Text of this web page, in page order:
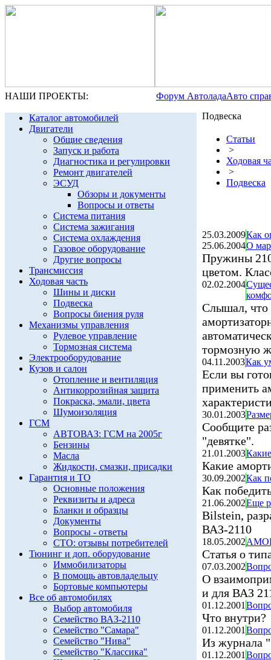
НАШИ ПРОЕКТЫ: Форум АвтоладаАвто
Каталог автомобилей
Двигатели
Общие сведения
Запуск и работа
Диагностика и регулировки
Ремонт двигателей
ЭСУД
Обзоры и документы
Вопросы и ответы
Система питания
Система зажигания
Система охлаждения
Газовое оборудование
Другие вопросы
Трансмиссия
Ходовая часть
Шины и диски
Подвеска
Вопросы биения руля
Механизмы управления
Рулевое управление
Тормозная система
Электрооборудование
Кузов и салон
Отопление и вентиляция
Антикоррозийная защита
Покраска, эмали, цвета
Шумоизоляция
ГСМ
АВТОВАЗ: ГСМ на 2005г
Бензины
Масла
Жидкости, смазки, присадки
Гарантия и ТО
Основные положения
Реквизиты и адреса
Бланки и образцы
Документы
Вопросы - ответы
СТО: отзывы потребителей
Тюнинг и доп. оборудование
Иммобилизаторы
В помощь автовладельцу
Бортовые компьютеры
Все об автомобилях
Выбор автомобиля
Семейство ВАЗ-2110
Семейство "Самара"
Семейство "Нива"
Семейство "Классика"
Подвеска
Статьи
>
Ходовая
>
Подвеска
25.03.2009Как
25.06.2004О
Пружины
цветом.
02.02.2004
Слышал, что
тормозную
04.11.2003Как
Если вы
применить
30.01.2003
Сообщите
"девятке".
21.01.2003
Какие
30.09.2002Как
Как
21.06.2002Еще
Bilstein,
ВАЗ-2110
18.05.2002
Статья о
07.03.2002
О
и для ВАЗ
01.12.2001
Что внутри?
01.12.2001
Из журнала
01.12.2001